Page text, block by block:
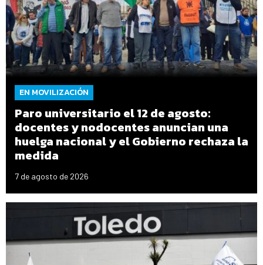
EN MOVILIZACIÓN
Paro universitario el 12 de agosto:
docentes y nodocentes anuncian una
huelga nacional y el Gobierno rechaza la
medida
7 de agosto de 2026